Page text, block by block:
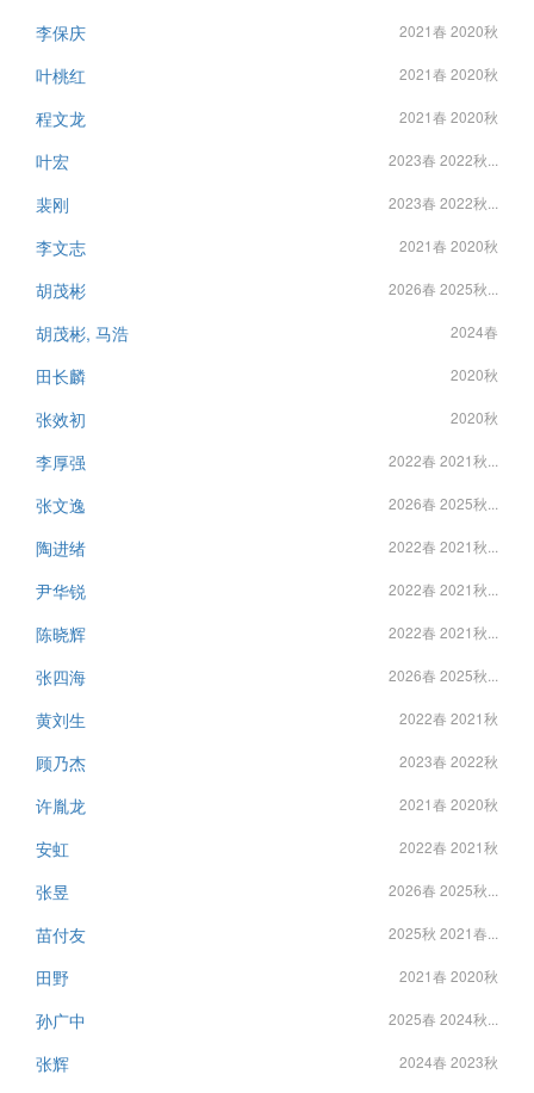
李保庆
2021春 2020秋
叶桃红 2021春 2020秋
程文龙 2021春 2020秋
叶宏 2023春 2022秋...
裴刚 2023春 2022秋...
李文志 2021春 2020秋
胡茂彬 2026春 2025秋...
胡茂彬, 马浩 2024春
田长麟 2020秋
张效初 2020秋
李厚强 2022春 2021秋...
张文逸 2026春 2025秋...
陶进绪 2022春 2021秋...
尹华锐 2022春 2021秋...
陈晓辉 2022春 2021秋...
张四海 2026春 2025秋...
黄刘生 2022春 2021秋
顾乃杰 2023春 2022秋
许胤龙 2021春 2020秋
安虹 2022春 2021秋
张昱 2026春 2025秋...
苗付友 2025秋 2021春...
田野 2021春 2020秋
孙广中 2025春 2024秋...
张辉 2024春 2023秋